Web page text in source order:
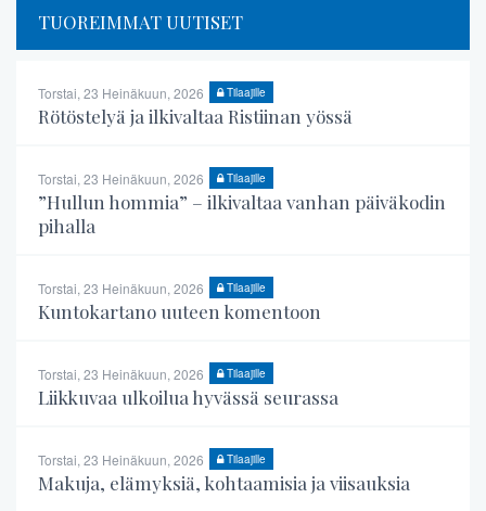
TUOREIMMAT UUTISET
Torstai, 23 Heinäkuun, 2026 Tilaajille
Rötöstelyä ja ilkivaltaa Ristiinan yössä
Torstai, 23 Heinäkuun, 2026 Tilaajille
”Hullun hommia” – ilkivaltaa vanhan päiväkodin
pihalla
Torstai, 23 Heinäkuun, 2026 Tilaajille
Kuntokartano uuteen komentoon
Torstai, 23 Heinäkuun, 2026 Tilaajille
Liikkuvaa ulkoilua hyvässä seurassa
Torstai, 23 Heinäkuun, 2026 Tilaajille
Makuja, elämyksiä, kohtaamisia ja viisauksia